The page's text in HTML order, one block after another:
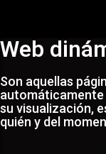
Web
Son aquellas
automáticamente
su visualización,
quién y del